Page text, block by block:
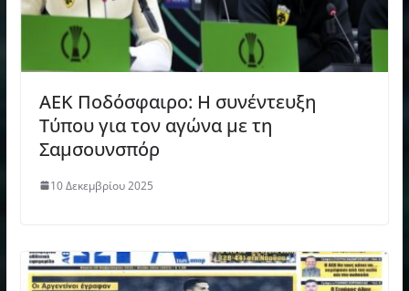
ΑΕΚ Ποδόσφαιρο: Η συνέντευξη
Τύπου για τον αγώνα με τη
Σαμσουνσπόρ
10 Δεκεμβρίου 2025